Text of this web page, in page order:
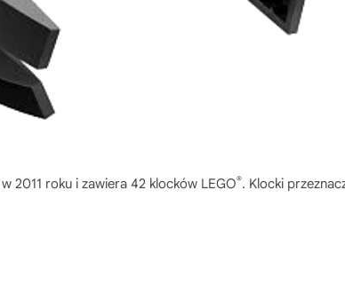
2011 roku i zawiera 42 klocków LEGO®. Klocki